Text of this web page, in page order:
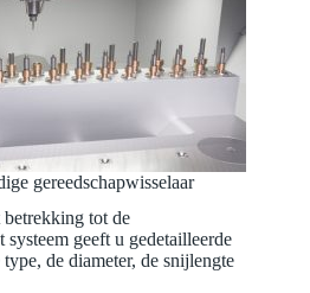
gereedschapwisselaar
tot de
systeem geeft u gedetailleerde
de diameter, de snijlengte